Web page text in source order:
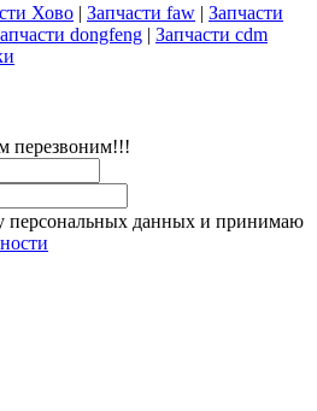
Хово | Запчасти faw | Запчасти
dongfeng | Запчасти cdm
перезвоним!!!
персональных данных и принимаю